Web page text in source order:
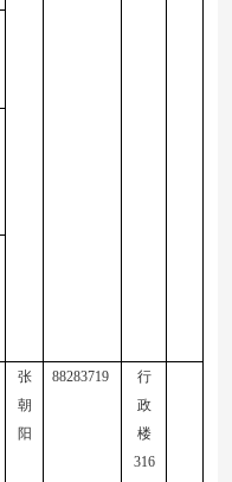
张
朝
阳
88283719
行
政
楼
316